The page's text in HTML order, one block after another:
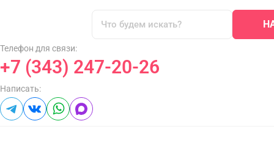
Телефон для связи:
+7 (343) 247-20-26
Написать: